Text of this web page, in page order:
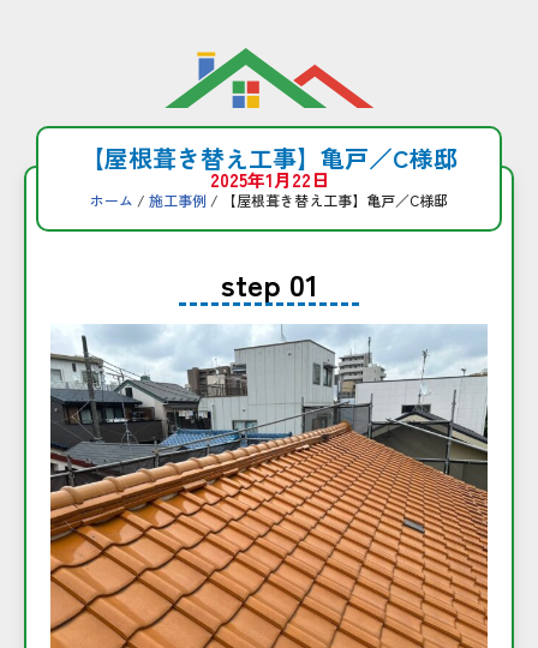
ツ
【屋根葺き替え工事】亀戸／C様邸
2025年1月22日
ホーム / 施工事例 / 【屋根葺き替え工事】亀戸／C様邸
step 01